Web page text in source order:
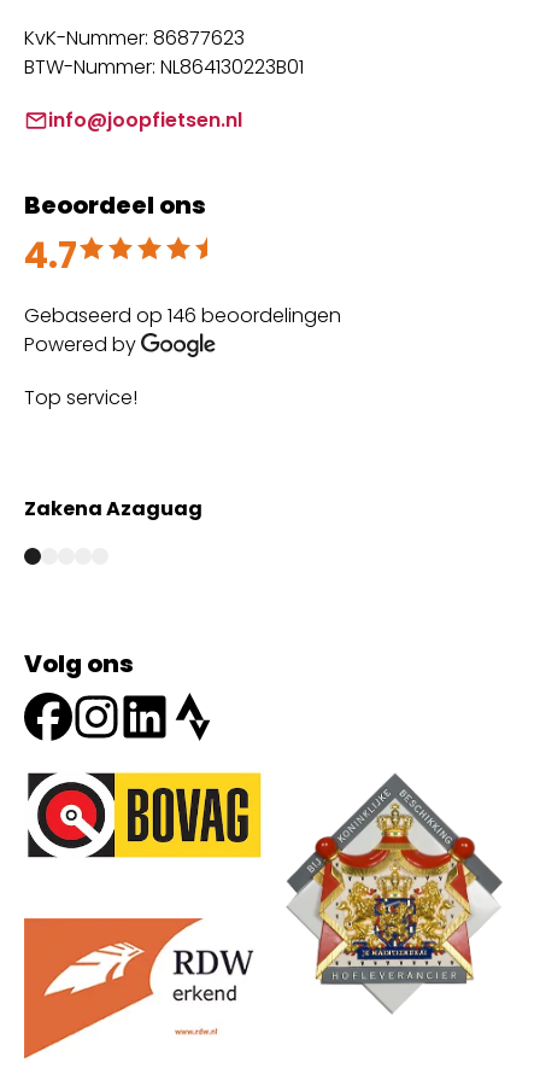
KvK-Nummer: 86877623
BTW-Nummer: NL864130223B01
info@joopfietsen.nl
Beoordeel ons
4.7
Beoordeeld met 4.7 uit 5
Gebaseerd op 146 beoordelingen
Powered by
Top service!
Zakena Azaguag
Volg ons
Onze partners